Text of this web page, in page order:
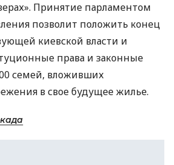
Принятие парламентом
позволит положить конец
киевской власти и
права и законные
семей, вложивших
в свое будущее жилье.